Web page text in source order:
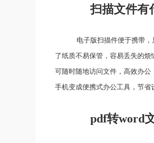
扫描文件有什
电子版扫描件便于携带，只
了纸质不易保管，容易丢失的烦
可随时随地访问文件，高效办公
手机变成便携式办公工具，节省
pdf转word文